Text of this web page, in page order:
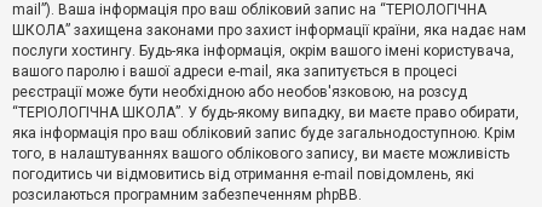
П
о
ш
у
Д
mail”). Ваша інформація про ваш обліковий запис на “ТЕРІОЛОГІЧНА
ШКОЛА” захищена законами про захист інформації країни, яка надає нам
послуги хостингу. Будь-яка інформація, окрім вашого імені користувача,
вашого паролю і вашої адреси e-mail, яка запитується в процесі
реєстрації може бути необхідною або необов'язковою, на розсуд
“ТЕРІОЛОГІЧНА ШКОЛА”. У будь-якому випадку, ви маєте право обирати,
яка інформація про ваш обліковий запис буде загальнодоступною. Крім
того, в налаштуваннях вашого облікового запису, ви маєте можливість
погодитись чи відмовитись від отримання e-mail повідомлень, які
розсилаються програмним забезпеченням phpBB.